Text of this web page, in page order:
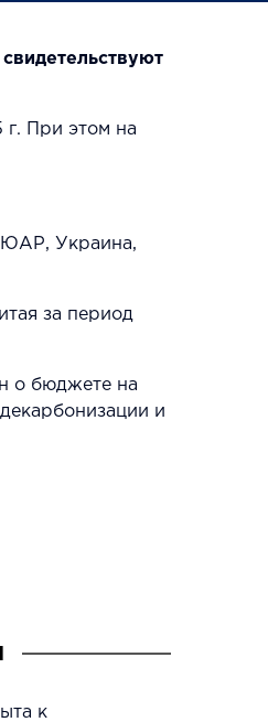
г. При этом на
ЮАР, Украина,
за период
о бюджете на
и
к